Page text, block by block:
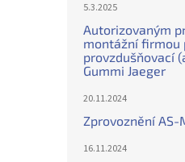
5.3.2025
Autorizovaným
montážní firmou
provzdušňovací
Gummi Jaeger
20.11.2024
Zprovoznění AS-
16.11.2024